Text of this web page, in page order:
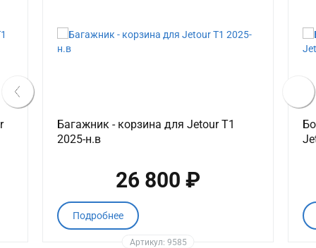
Багажник - корзина для Jetour T1
2025-н.в
26 800 ₽
Подробнее
Артикул: 9585